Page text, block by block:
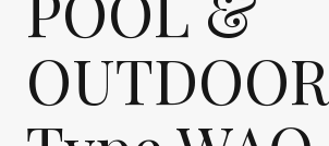
OUTDOOR